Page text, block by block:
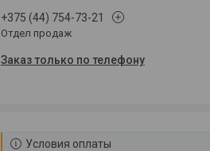
+375 (44) 754-73-21
Отдел продаж
Заказ только по телефону
Условия оплаты